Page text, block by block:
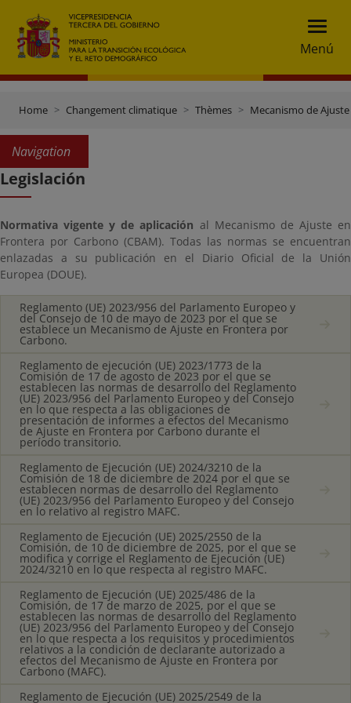
Menú
Home Changement climatique Thèmes Mecanismo de
Navigation
Legislación
Normativa vigente y de aplicación al Mecanismo de Ajuste en
Frontera por Carbono (CBAM). Todas las normas se encuentran
enlazadas a su publicación en el Diario Oficial de la Unión
Europea (DOUE).
Reglamento (UE) 2023/956 del Parlamento Europeo y
del Consejo de 10 de mayo de 2023 por el que se
establece un Mecanismo de Ajuste en Frontera por
Carbono.
Reglamento de ejecución (UE) 2023/1773 de la
Comisión de 17 de agosto de 2023 por el que se
establecen las normas de desarrollo del Reglamento
(UE) 2023/956 del Parlamento Europeo y del Consejo
en lo que respecta a las obligaciones de
presentación de informes a efectos del Mecanismo
de Ajuste en Frontera por Carbono durante el
período transitorio.
Reglamento de Ejecución (UE) 2024/3210 de la
Comisión de 18 de diciembre de 2024 por el que se
establecen normas de desarrollo del Reglamento
(UE) 2023/956 del Parlamento Europeo y del Consejo
en lo relativo al registro MAFC.
Reglamento de Ejecución (UE) 2025/2550 de la
Comisión, de 10 de diciembre de 2025, por el que se
modifica y corrige el Reglamento de Ejecución (UE)
2024/3210 en lo que respecta al registro MAFC.
Reglamento de Ejecución (UE) 2025/486 de la
Comisión, de 17 de marzo de 2025, por el que se
establecen las normas de desarrollo del Reglamento
(UE) 2023/956 del Parlamento Europeo y del Consejo
en lo que respecta a los requisitos y procedimientos
relativos a la condición de declarante autorizado a
efectos del Mecanismo de Ajuste en Frontera por
Carbono (MAFC).
Reglamento de Ejecución (UE) 2025/2549 de la